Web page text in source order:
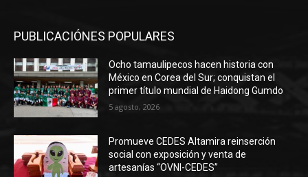
PUBLICACIÓNES POPULARES
Ocho tamaulipecos hacen historia con
México en Corea del Sur; conquistan el
primer título mundial de Haidong Gumdo
5 agosto, 2026
Promueve CEDES Altamira reinserción
social con exposición y venta de
artesanías “OVNI-CEDES”